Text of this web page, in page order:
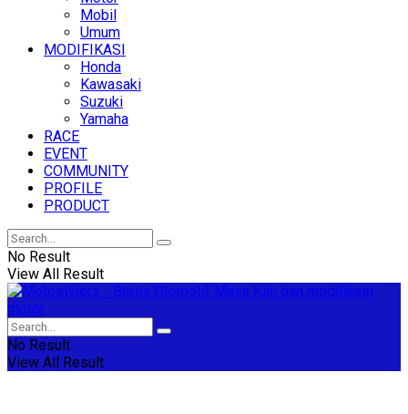
Mobil
Umum
MODIFIKASI
Honda
Kawasaki
Suzuki
Yamaha
RACE
EVENT
COMMUNITY
PROFILE
PRODUCT
No Result
View All Result
No Result
View All Result